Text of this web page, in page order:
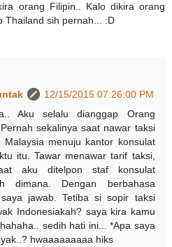
orang Filipin.. Kalo dikira orang
Thailand sih pernah... :D
12/15/2015 07:26:00 PM
Aku selalu dianggap Orang
sekalinya saat nawar taksi
menuju kantor konsulat
itu. Tawar menawar tarif taksi,
aku ditelpon staf konsulat
dimana. Dengan berbahasa
jawab. Tetiba si sopir taksi
Indonesiakah? saya kira kamu
sedih hati ini... *Apa saya
hwaaaaaaaaa hiks